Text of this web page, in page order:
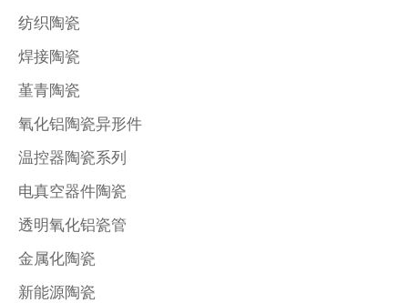
纺织陶瓷
焊接陶瓷
堇青陶瓷
氧化铝陶瓷异形件
温控器陶瓷系列
电真空器件陶瓷
透明氧化铝瓷管
金属化陶瓷
新能源陶瓷